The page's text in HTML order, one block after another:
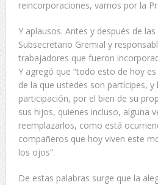
reincorporaciones, vamos por la
Y aplausos. Antes y después de
Subsecretario Gremial y
trabajadores que fueron
Y agregó que “todo esto de hoy
de la que ustedes son partícipes, y
participación, por el bien de su
sus hijos, quienes incluso, alguna
reemplazarlos, como está
compañeros que hoy viven este
los ojos”.
De estas palabras surge que la